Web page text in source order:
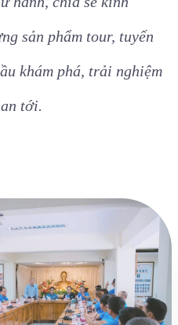
thăm quan tại Thạt
nghiệp kinh doanh
trưng, đẩy mạnh liên
hành, chia sẻ kinh